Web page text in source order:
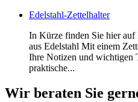
Edelstahl-Zettelhalter
In Kürze finden Sie hier auf
aus Edelstahl Mit einem
Ihre Notizen und wichtigen
praktische...
Wir beraten Sie